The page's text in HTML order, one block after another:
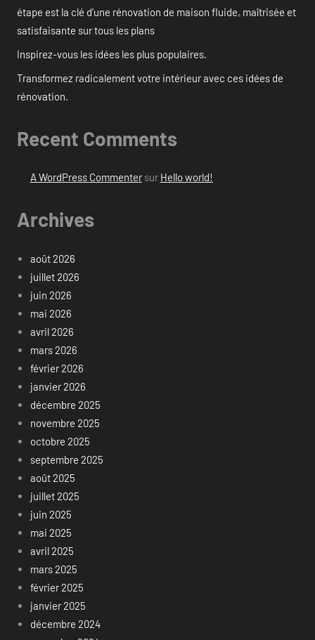
étape est la clé d’une rénovation de maison fluide, maîtrisée et
satisfaisante sur tous les plans
Inspirez-vous les idées les plus populaires.
Transformez radicalement votre intérieur avec ces idées de
rénovation.
Recent Comments
A WordPress Commentersur Hello world!
Archives
août 2026
juillet 2026
juin 2026
mai 2026
avril 2026
mars 2026
février 2026
janvier 2026
décembre 2025
novembre 2025
octobre 2025
septembre 2025
août 2025
juillet 2025
juin 2025
mai 2025
avril 2025
mars 2025
février 2025
janvier 2025
décembre 2024